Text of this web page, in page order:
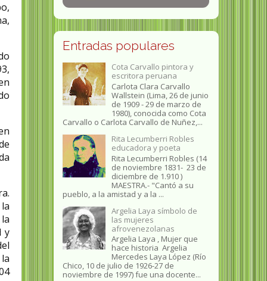
y
Entradas populares
Cota Carvallo pintora y
escritora peruana
Carlota Clara Carvallo
Wallstein (Lima, 26 de junio
de 1909 - 29 de marzo de
1980), conocida como Cota
Carvallo o Carlota Carvallo de Nuñez,...
Rita Lecumberri Robles
educadora y poeta
Rita Lecumberri Robles (14
de noviembre 1831- 23 de
diciembre de 1.910 )
MAESTRA.- "Cantó a su
pueblo, a la amistad y a la ...
Argelia Laya símbolo de
las mujeres
afrovenezolanas
Argelia Laya , Mujer que
hace historia Argelia
Mercedes Laya López (Río
Chico, 10 de julio de 1926-27 de
noviembre de 1997) fue una docente...